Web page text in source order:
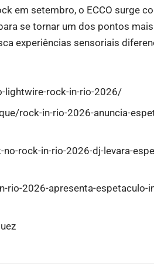
em setembro, o ECCO surge
se tornar um dos pontos
experiências sensoriais
lightwire-rock-in-rio-2026/
rock-in-rio-2026-anuncia-
rock-in-rio-2026-dj-levara-
2026-apresenta-espetaculo-